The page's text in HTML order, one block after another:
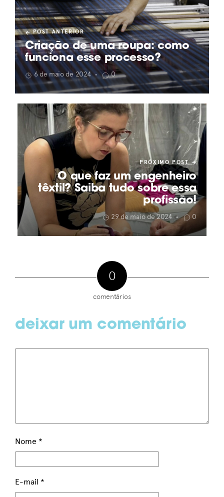
POST ANTERIOR
Criação de uma roupa: como
funciona esse processo?
6 de maio de 2024 • 0
PRÓXIMO POST
O que faz um engenheiro
têxtil? Saiba tudo sobre essa
profissão!
29 de maio de 2024 • 0
0
comentários
deixar um comentário
Nome *
E-mail *